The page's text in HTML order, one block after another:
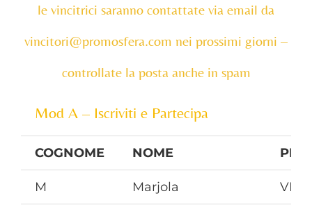
le vincitrici saranno contattate via email da
vincitori@promosfera.com nei prossimi giorni –
controllate la posta anche in spam
Mod A – Iscriviti e Partecipa
COGNOME NOME PR
M Marjola VE